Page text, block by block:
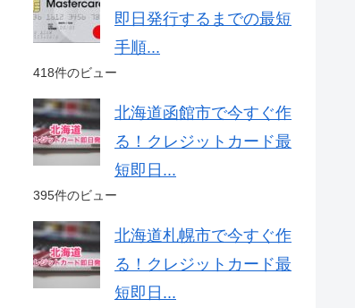
即日発行するまでの最短
手順...
418件のビュー
北海道函館市で今すぐ作
る！クレジットカード最
短即日...
395件のビュー
北海道札幌市で今すぐ作
る！クレジットカード最
短即日...